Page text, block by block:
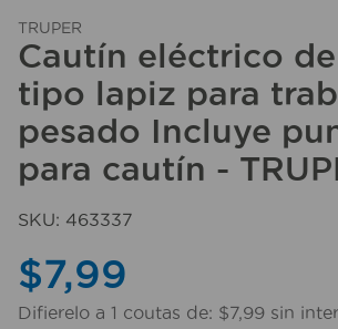
TRUPER
Cautín eléctrico
tipo lapiz para
pesado Incluye
para cautín -
SKU: 463337
$7,99
Difierelo a 1 coutas de: $7,99 sin
6.
organizador
7.
cerradura
8.
taladro
9.
aspiradora
10. sillas